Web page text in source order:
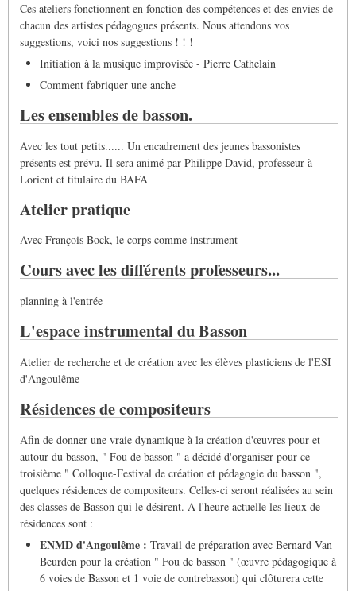
Ces ateliers fonctionnent en fonction des compétences et des envies de
chacun des artistes pédagogues présents. Nous attendons vos
suggestions, voici nos suggestions ! ! !
Initiation à la musique improvisée - Pierre Cathelain
Comment fabriquer une anche
Les ensembles de basson.
Avec les tout petits...... Un encadrement des jeunes bassonistes
présents est prévu. Il sera animé par Philippe David, professeur à
Lorient et titulaire du BAFA
Atelier pratique
Avec François Bock, le corps comme instrument
Cours avec les différents professeurs...
planning à l'entrée
L'espace instrumental du Basson
Atelier de recherche et de création avec les élèves plasticiens de l'ESI
d'Angoulême
Résidences de compositeurs
Afin de donner une vraie dynamique à la création d'œuvres pour et
autour du basson, " Fou de basson " a décidé d'organiser pour ce
troisième " Colloque-Festival de création et pédagogie du basson ",
quelques résidences de compositeurs. Celles-ci seront réalisées au sein
des classes de Basson qui le désirent. A l'heure actuelle les lieux de
résidences sont :
ENMD d'Angoulême : Travail de préparation avec Bernard Van
Beurden pour la création " Fou de basson " (œuvre pédagogique à
6 voies de Basson et 1 voie de contrebasson) qui clôturera cette